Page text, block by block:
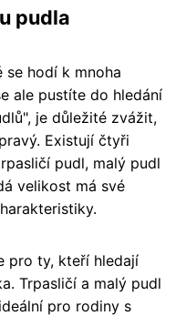
pudla
se hodí k mnoha
ale pustíte do hledání
je důležité zvážit,
Existují čtyři
pudl, malý pudl
velikost má své
pro ty, kteří hledají
Trpasličí a malý pudl
pro rodiny s